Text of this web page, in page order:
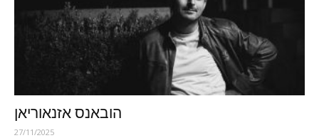
הובאנס אזנאוריאן
27/11/2025